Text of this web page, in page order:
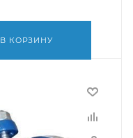
В КОРЗИНУ